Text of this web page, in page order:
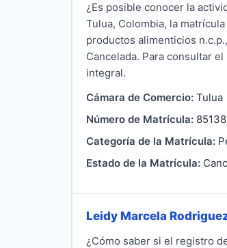
¿Es posible conocer la
Tulua, Colombia, la
productos alimenticios
Cancelada. Para consultar
integral.
Cámara de Comercio: Tulua
Número de Matrícula: 85138
Categoría de la Matrícula:
Estado de la Matrícula:
Leidy Marcela
¿Cómo saber si el registro